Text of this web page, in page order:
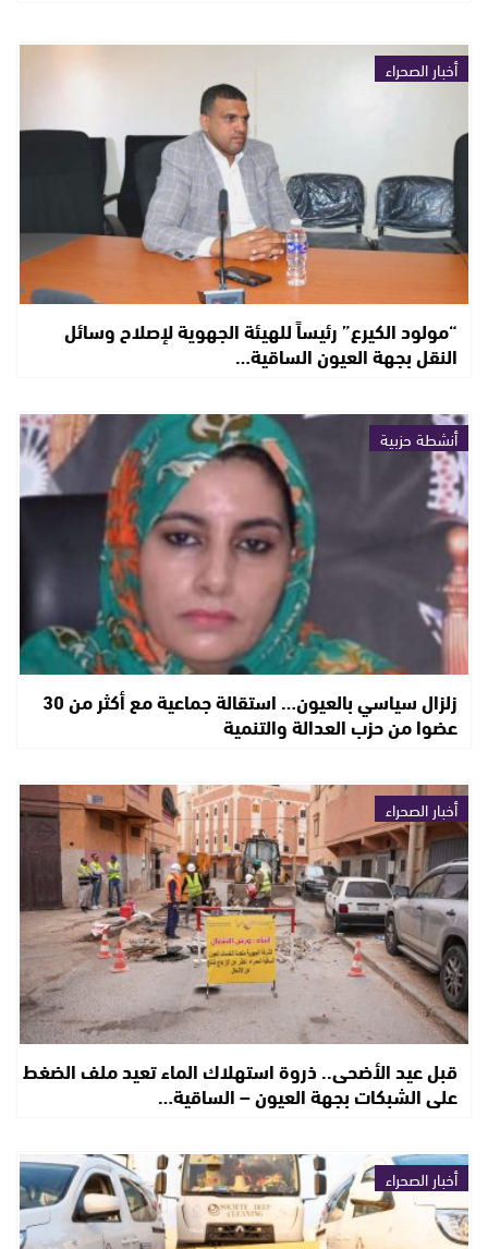
أخبار الصحراء
“مولود الكيرع” رئيساً للهيئة الجهوية لإصلاح وسائل
النقل بجهة العيون الساقية…
أنشطة حزبية
زلزال سياسي بالعيون… استقالة جماعية مع أكثر من 30
عضوا من حزب العدالة والتنمية
أخبار الصحراء
قبل عيد الأضحى.. ذروة استهلاك الماء تعيد ملف الضغط
على الشبكات بجهة العيون – الساقية…
أخبار الصحراء